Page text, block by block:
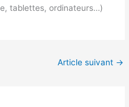
tablettes, ordinateurs…)
Article suivant →